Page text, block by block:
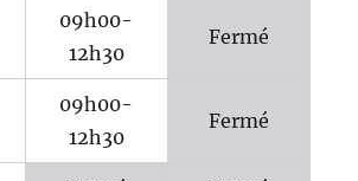
09h00-
12h30
Fermé
09h00-
12h30
Fermé